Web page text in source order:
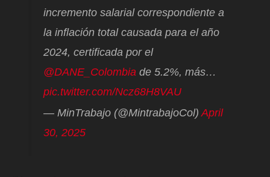
incremento salarial correspondiente a
la inflación total causada para el año
2024, certificada por el
@DANE_Colombia de 5.2%, más…
pic.twitter.com/Ncz68H8VAU
— MinTrabajo (@MintrabajoCol)April
30, 2025